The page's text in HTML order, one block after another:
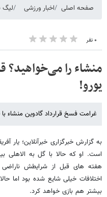
صفحه اصلی اخبار ورزشی لیگ
۰ نفر
منشاء را می‌خواهید؟
یورو!
غرامت فسخ قرارداد گادوین منشاء
به گزارش خبرگزاری خبرآنلاین؛ یار
است. او که حالا با گل به
هفته های قبل از شرایطش
اختلافات خیلی شایع شده بود اما
بیشتر هم بازی خواهد کرد.